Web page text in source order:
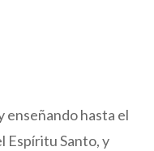
enseñando hasta el
Espíritu Santo, y